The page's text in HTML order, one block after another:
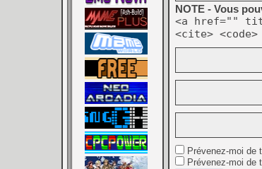
NOTE - Vous
<a href=""
<cite>
Prévenez-moi de
Prévenez-moi de